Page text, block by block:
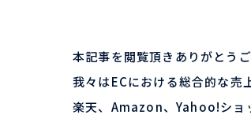
本記事を閲覧頂きありがとうご
我々はECにおける総合的な売
楽天、Amazon、Yahoo!ショ